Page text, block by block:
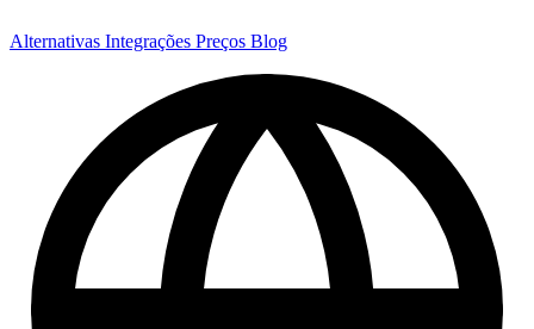
Alternativas Integrações Preços Blog